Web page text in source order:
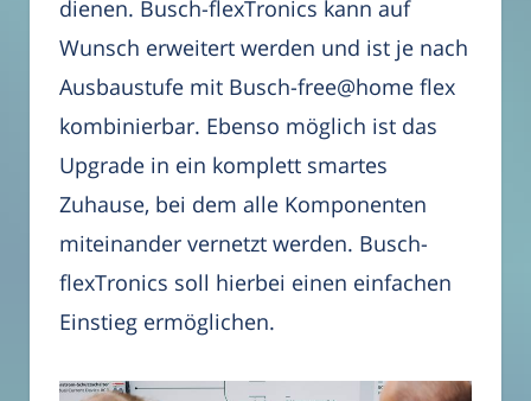
dienen. Busch-flexTronics kann auf
Wunsch erweitert werden und ist je nach
Ausbaustufe mit Busch-free@home flex
kombinierbar. Ebenso möglich ist das
Upgrade in ein komplett smartes
Zuhause, bei dem alle Komponenten
miteinander vernetzt werden. Busch-
flexTronics soll hierbei einen einfachen
Einstieg ermöglichen.